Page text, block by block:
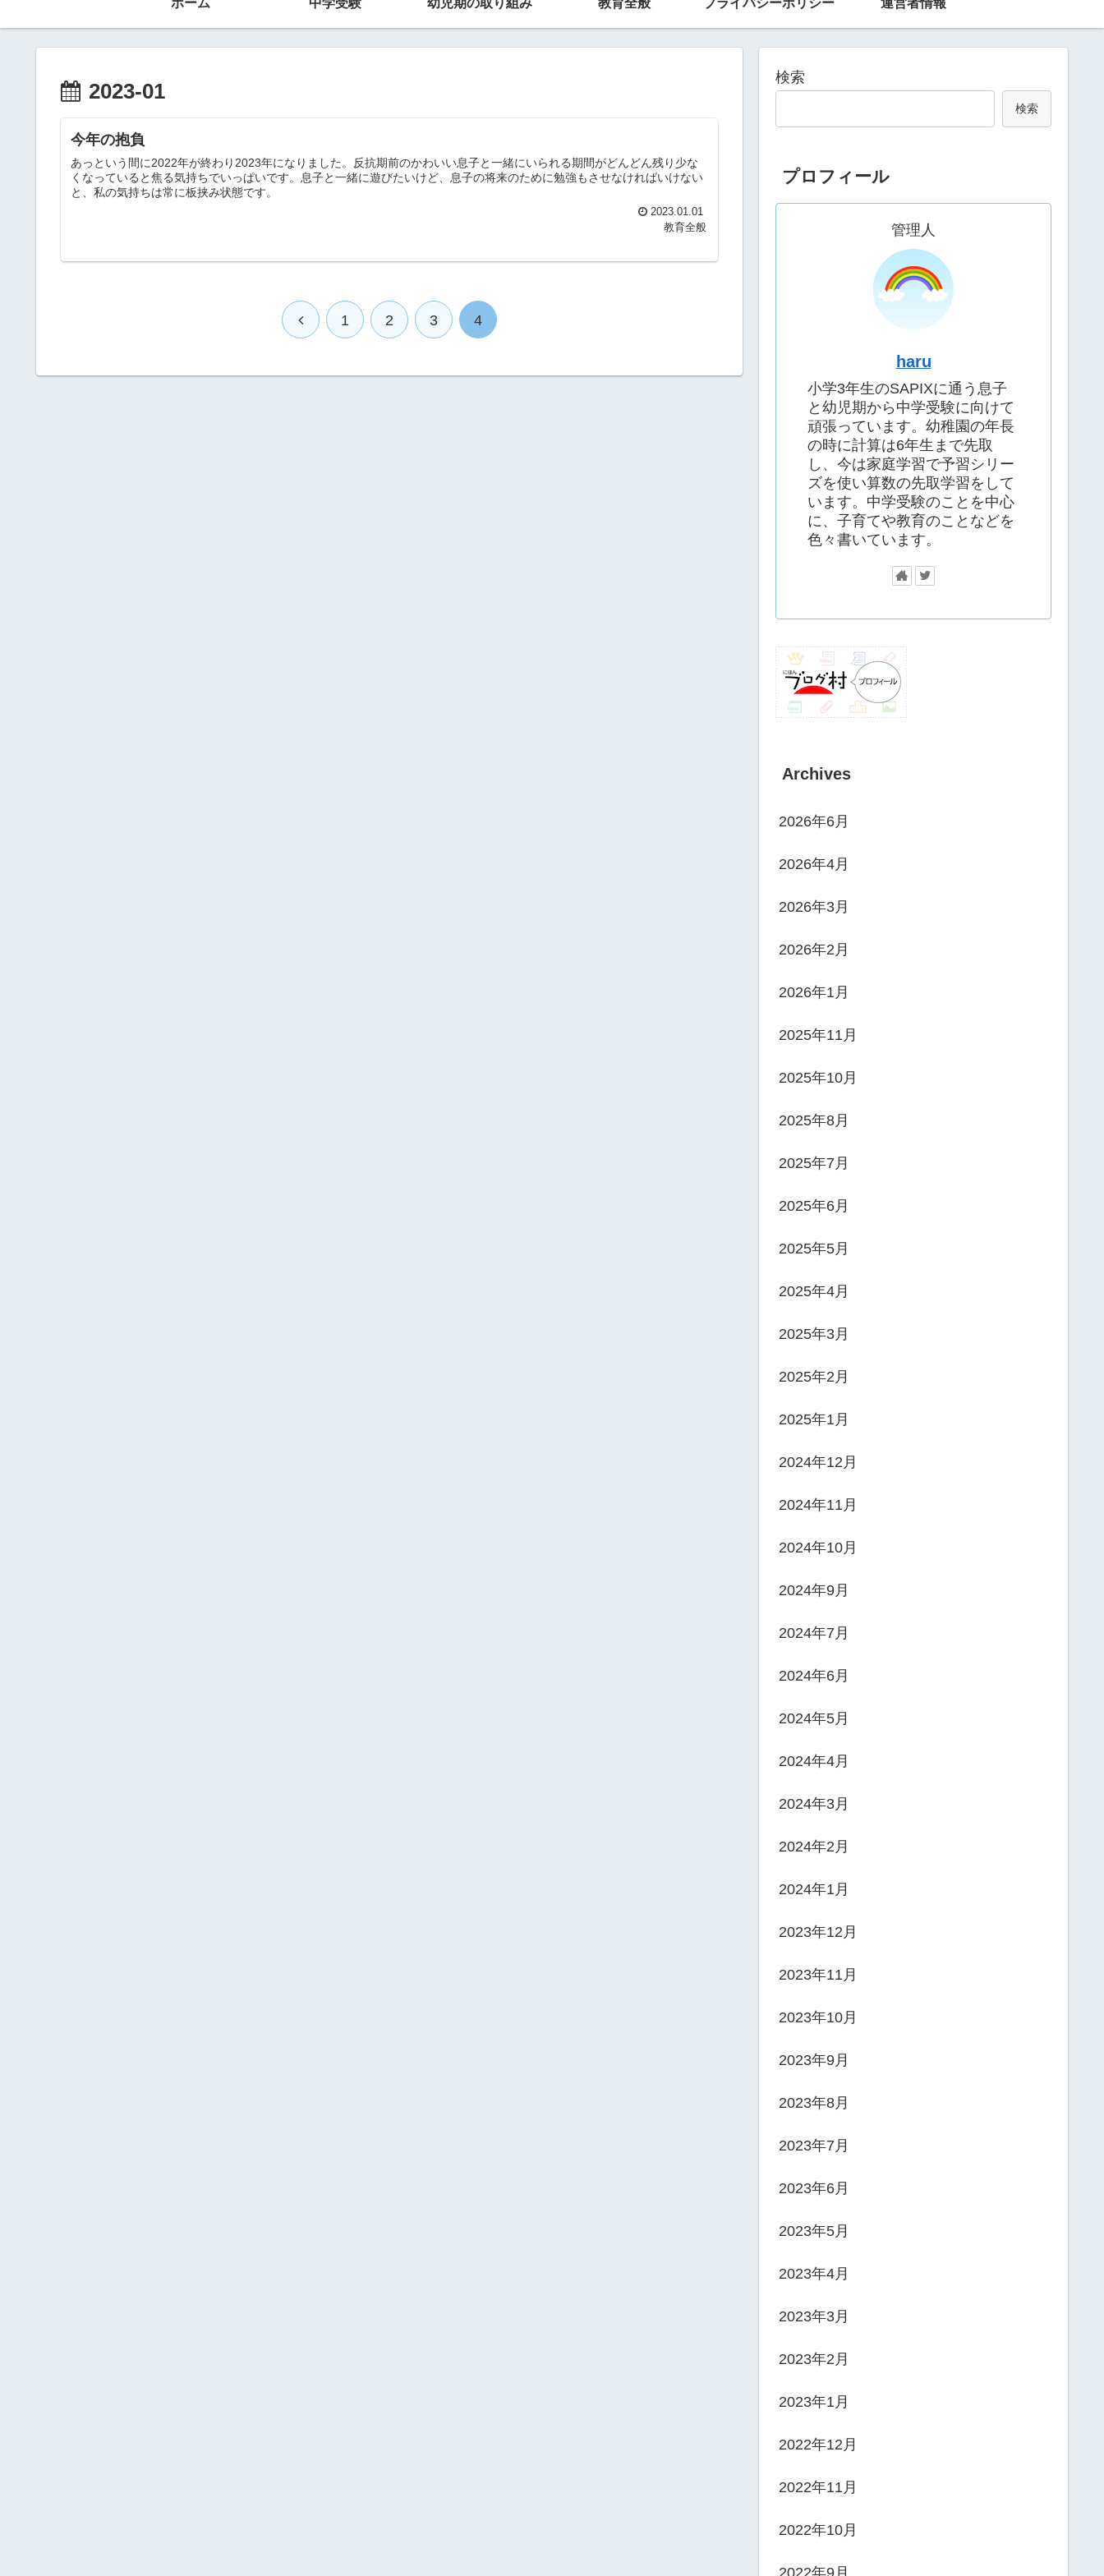
2023-01
今年の抱負
あっという間に2022年が終わり2023年になりました。反抗期前のかわいい息子と一緒にいられる期間がどんどん残り少な
くなっていると焦る気持ちでいっぱいです。息子と一緒に遊びたいけど、息子の将来のために勉強もさせなければいけない
と、私の気持ちは常に板挟み状態です。
2023.01.01
教育全般
1 2 3 4
検索
検索
プロフィール
管理人
haru
小学3年生のSAPIXに通う息子
と幼児期から中学受験に向けて
頑張っています。幼稚園の年長
の時に計算は6年生まで先取
し、今は家庭学習で予習シリー
ズを使い算数の先取学習をして
います。中学受験のことを中心
に、子育てや教育のことなどを
色々書いています。
Archives
2026年6月
2026年4月
2026年3月
2026年2月
2026年1月
2025年11月
2025年10月
2025年8月
2025年7月
2025年6月
2025年5月
2025年4月
2025年3月
2025年2月
2025年1月
2024年12月
2024年11月
2024年10月
2024年9月
2024年7月
2024年6月
2024年5月
2024年4月
2024年3月
2024年2月
2024年1月
2023年12月
2023年11月
2023年10月
2023年9月
2023年8月
2023年7月
2023年6月
2023年5月
2023年4月
2023年3月
2023年2月
2023年1月
2022年12月
2022年11月
2022年10月